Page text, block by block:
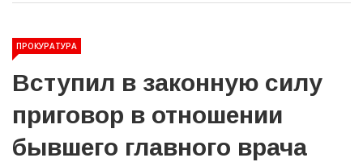
ПРОКУРАТУРА
Вступил в законную силу
приговор в отношении
бывшего главного врача